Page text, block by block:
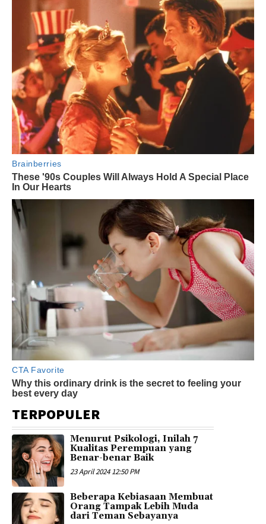
TERPOPULER
Menurut Psikologi, Inilah 7
Kualitas Perempuan yang
Benar-benar Baik
23 April 2024 12:50 PM
Beberapa Kebiasaan Membuat
Orang Tampak Lebih Muda
dari Teman Sebayanya